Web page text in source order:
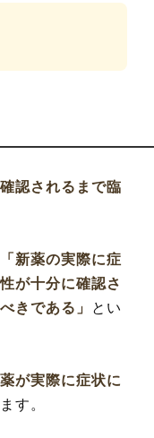
認されるまで臨
「新薬の実際に症
が十分に確認さ
きである」 とい
薬が実際に症状に
す。